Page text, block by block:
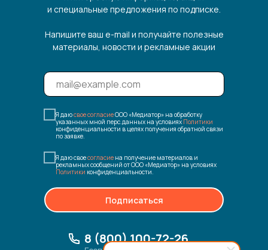
и специальные предложения по подписке.
Напишите ваш e-mail и получайте полезные
материалы, новости и рекламные акции
Я даюсвое согласиеООО «Медиатор» на обработку
указанных мной перс.данных на условиях Политики
конфиденциальности в целях получения обратной связи
по заявке.
Я даю своесогласие на получение материалов и
рекламных сообщений от ООО «Медиатор» на условиях
Политики конфиденциальности.
Подписаться
8 (800) 100-72-26